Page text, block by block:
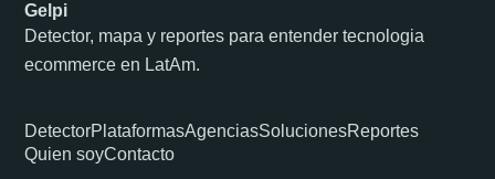
Gelpi
Detector, mapa y reportes para entender tecnologia
ecommerce en LatAm.
DetectorPlataformasAgenciasSolucionesReportes
Quien soyContacto